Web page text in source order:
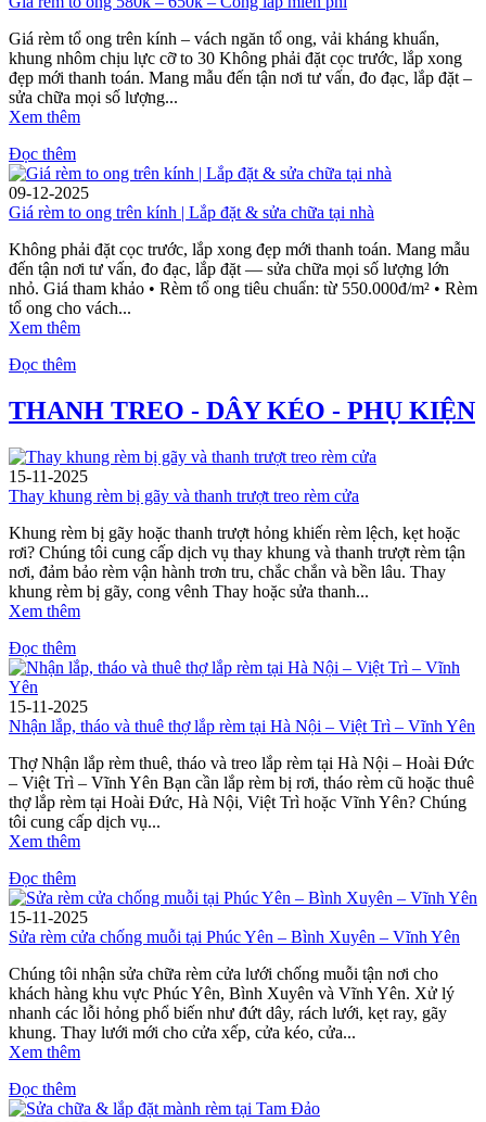
Giá rèm tổ ong trên kính – vách ngăn tổ ong, vải kháng khuẩn,
khung nhôm chịu lực cỡ to 30 Không phải đặt cọc trước, lắp xong
đẹp mới thanh toán. Mang mẫu đến tận nơi tư vấn, đo đạc, lắp đặt –
sửa chữa mọi số lượng...
Xem thêm
Đọc thêm
09-12-2025
Giá rèm to ong trên kính | Lắp đặt & sửa chữa tại nhà
Không phải đặt cọc trước, lắp xong đẹp mới thanh toán. Mang mẫu
đến tận nơi tư vấn, đo đạc, lắp đặt — sửa chữa mọi số lượng lớn
nhỏ. Giá tham khảo • Rèm tổ ong tiêu chuẩn: từ 550.000đ/m² • Rèm
tổ ong cho vách...
Xem thêm
Đọc thêm
THANH TREO - DÂY KÉO - PHỤ KIỆN
15-11-2025
Thay khung rèm bị gãy và thanh trượt treo rèm cửa
Khung rèm bị gãy hoặc thanh trượt hỏng khiến rèm lệch, kẹt hoặc
rơi? Chúng tôi cung cấp dịch vụ thay khung và thanh trượt rèm tận
nơi, đảm bảo rèm vận hành trơn tru, chắc chắn và bền lâu. Thay
khung rèm bị gãy, cong vênh Thay hoặc sửa thanh...
Xem thêm
Đọc thêm
15-11-2025
Nhận lắp, tháo và thuê thợ lắp rèm tại Hà Nội – Việt Trì – Vĩnh Yên
Thợ Nhận lắp rèm thuê, tháo và treo lắp rèm tại Hà Nội – Hoài Đức
– Việt Trì – Vĩnh Yên Bạn cần lắp rèm bị rơi, tháo rèm cũ hoặc thuê
thợ lắp rèm tại Hoài Đức, Hà Nội, Việt Trì hoặc Vĩnh Yên? Chúng
tôi cung cấp dịch vụ...
Xem thêm
Đọc thêm
15-11-2025
Sửa rèm cửa chống muỗi tại Phúc Yên – Bình Xuyên – Vĩnh Yên
Chúng tôi nhận sửa chữa rèm cửa lưới chống muỗi tận nơi cho
khách hàng khu vực Phúc Yên, Bình Xuyên và Vĩnh Yên. Xử lý
nhanh các lỗi hỏng phổ biến như đứt dây, rách lưới, kẹt ray, gãy
khung. Thay lưới mới cho cửa xếp, cửa kéo, cửa...
Xem thêm
Đọc thêm